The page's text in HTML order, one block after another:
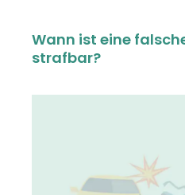
Wann ist eine
strafbar?